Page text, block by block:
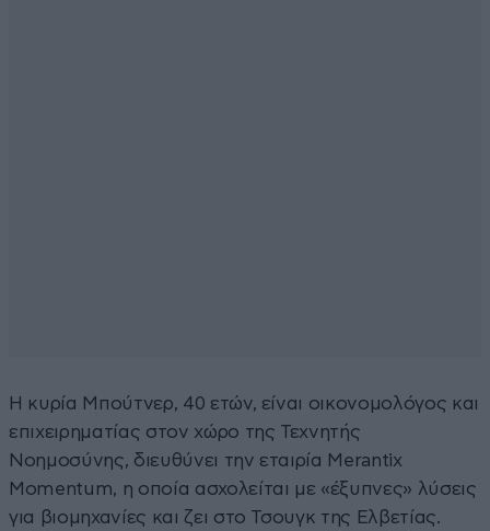
Η κυρία Μπούτνερ, 40 ετών, είναι οικονομολόγος και
επιχειρηματίας στον χώρο της Τεχνητής
Νοημοσύνης, διευθύνει την εταιρία Merantix
Momentum, η οποία ασχολείται με «έξυπνες» λύσεις
για βιομηχανίες και ζει στο Τσουγκ της Ελβετίας.